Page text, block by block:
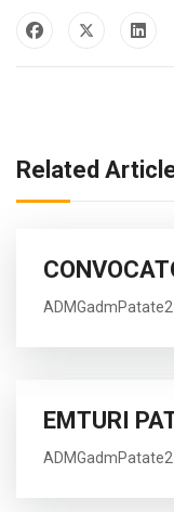
Related
EMTURI